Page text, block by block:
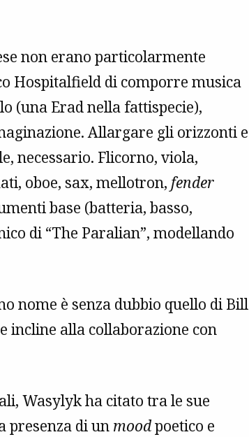
non erano particolarmente
Hospitalfield di comporre musica
(una Erad nella fattispecie),
Allargare gli orizzonti e
necessario. Flicorno, viola,
oboe, sax, mellotron, fender
base (batteria, basso,
di “The Paralian”, modellando
nome è senza dubbio quello di Bill
incline alla collaborazione con
Wasylyk ha citato tra le sue
presenza di un moodpoetico e